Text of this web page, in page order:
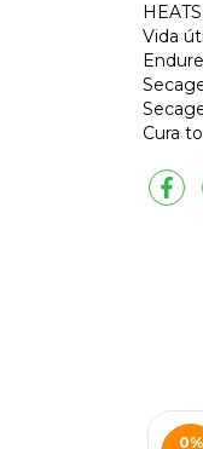
Vida
Cura
0%